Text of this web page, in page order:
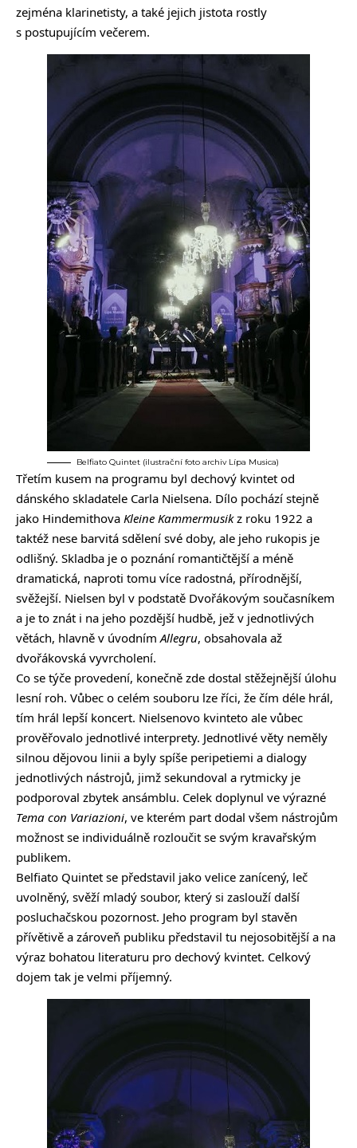
zejména klarinetisty, a také jejich jistota rostly
s postupujícím večerem.
Belfiato Quintet (ilustrační foto archiv Lípa Musica)
Třetím kusem na programu byl dechový kvintet od
dánského skladatele Carla Nielsena. Dílo pochází stejně
jako Hindemithova Kleine Kammermusikz roku 1922 a
taktéž nese barvitá sdělení své doby, ale jeho rukopis je
odlišný. Skladba je o poznání romantičtější a méně
dramatická, naproti tomu více radostná, přírodnější,
svěžejší. Nielsen byl v podstatě Dvořákovým současníkem
a je to znát i na jeho pozdější hudbě, jež v jednotlivých
větách, hlavně v úvodnímAllegru, obsahovala až
dvořákovská vyvrcholení.
Co se týče provedení, konečně zde dostal stěžejnější úlohu
lesní roh. Vůbec o celém souboru lze říci, že čím déle hrál,
tím hrál lepší koncert. Nielsenovo kvinteto ale vůbec
prověřovalo jednotlivé interprety. Jednotlivé věty neměly
silnou dějovou linii a byly spíše peripetiemi a dialogy
jednotlivých nástrojů, jimž sekundoval a rytmicky je
podporoval zbytek ansámblu. Celek doplynul ve výrazné
Tema con Variazioni, ve kterém part dodal všem nástrojům
možnost se individuálně rozloučit se svým kravařským
publikem.
Belfiato Quintet se představil jako velice zanícený, leč
uvolněný, svěží mladý soubor, který si zaslouží další
posluchačskou pozornost. Jeho program byl stavěn
přívětivě a zároveň publiku představil tu nejosobitější a na
výraz bohatou literaturu pro dechový kvintet. Celkový
dojem tak je velmi příjemný.